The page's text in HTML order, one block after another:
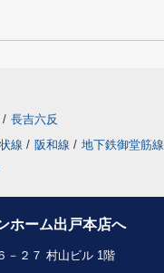
/ 長吉六反
線 / 阪和線 / 地下鉄御堂筋線
ホーム出戸本店へ
－２７ 村山ビル 1階